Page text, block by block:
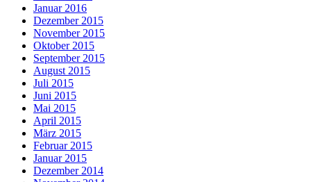
Januar 2016
Dezember 2015
November 2015
Oktober 2015
September 2015
August 2015
Juli 2015
Juni 2015
Mai 2015
April 2015
März 2015
Februar 2015
Januar 2015
Dezember 2014